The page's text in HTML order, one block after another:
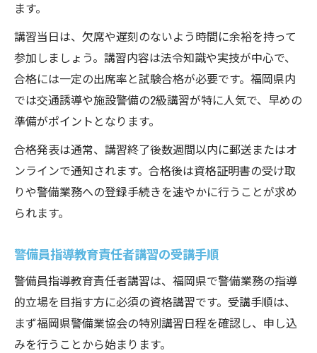
ます。
講習当日は、欠席や遅刻のないよう時間に余裕を持って
参加しましょう。講習内容は法令知識や実技が中心で、
合格には一定の出席率と試験合格が必要です。福岡県内
では交通誘導や施設警備の2級講習が特に人気で、早めの
準備がポイントとなります。
合格発表は通常、講習終了後数週間以内に郵送またはオ
ンラインで通知されます。合格後は資格証明書の受け取
りや警備業務への登録手続きを速やかに行うことが求め
られます。
警備員指導教育責任者講習の受講手順
警備員指導教育責任者講習は、福岡県で警備業務の指導
的立場を目指す方に必須の資格講習です。受講手順は、
まず福岡県警備業協会の特別講習日程を確認し、申し込
みを行うことから始まります。